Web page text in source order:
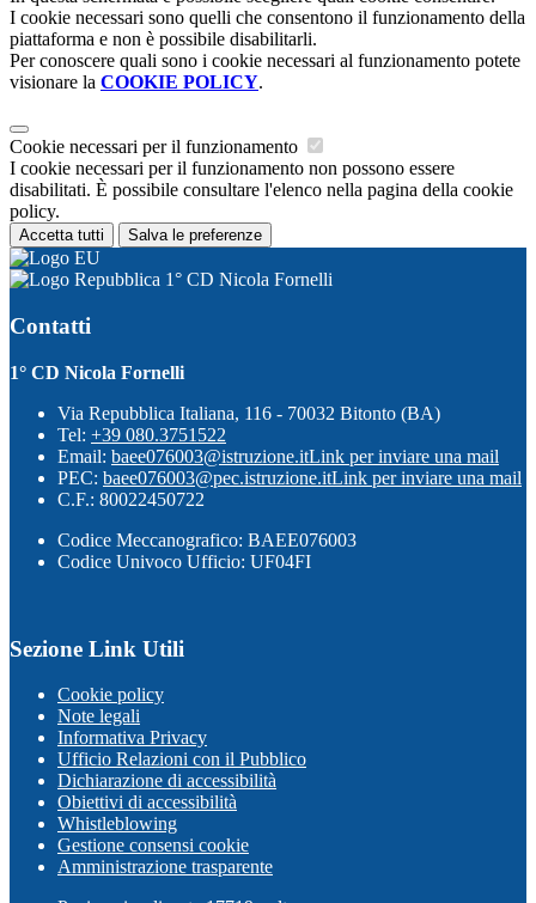
I cookie necessari sono quelli che consentono il funzionamento della
piattaforma e non è possibile disabilitarli.
Per conoscere quali sono i cookie necessari al funzionamento potete
visionare la COOKIE POLICY.
Cookie necessari per il funzionamento
I cookie necessari per il funzionamento non possono essere
disabilitati. È possibile consultare l'elenco nella pagina della cookie
policy.
Accetta tutti Salva le preferenze
1° CD Nicola Fornelli
Contatti
1° CD Nicola Fornelli
Via Repubblica Italiana, 116 - 70032 Bitonto (BA)
Tel: +39 080.3751522
Email: baee076003@istruzione.itLink per inviare una mail
PEC: baee076003@pec.istruzione.itLink per inviare una mail
C.F.: 80022450722
Codice Meccanografico: BAEE076003
Codice Univoco Ufficio: UF04FI
Sezione Link Utili
Cookie policy
Note legali
Informativa Privacy
Ufficio Relazioni con il Pubblico
Dichiarazione di accessibilità
Obiettivi di accessibilità
Whistleblowing
Gestione consensi cookie
Amministrazione trasparente